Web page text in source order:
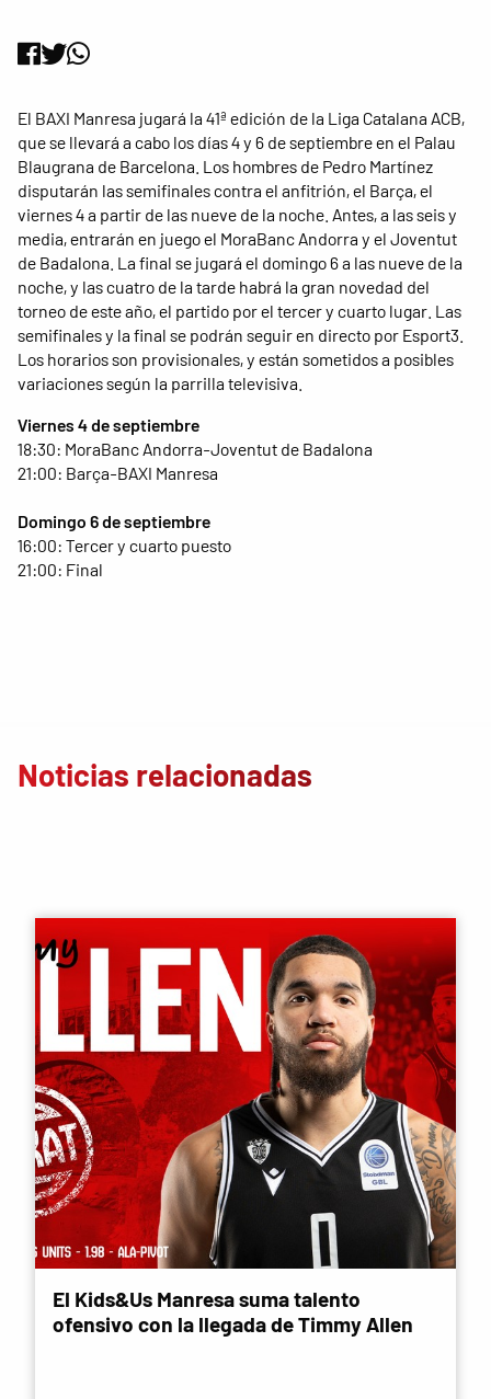
El BAXI Manresa jugará la 41ª edición de la Liga Catalana ACB,
que se llevará a cabo los días 4 y 6 de septiembre en el Palau
Blaugrana de Barcelona. Los hombres de Pedro Martínez
disputarán las semifinales contra el anfitrión, el Barça, el
viernes 4 a partir de las nueve de la noche. Antes, a las seis y
media, entrarán en juego el MoraBanc Andorra y el Joventut
de Badalona. La final se jugará el domingo 6 a las nueve de la
noche, y las cuatro de la tarde habrá la gran novedad del
torneo de este año, el partido por el tercer y cuarto lugar. Las
semifinales y la final se podrán seguir en directo por Esport3.
Los horarios son provisionales, y están sometidos a posibles
variaciones según la parrilla televisiva.
Viernes 4 de septiembre
18:30: MoraBanc Andorra-Joventut de Badalona
21:00: Barça-BAXI Manresa
Domingo 6 de septiembre
16:00: Tercer y cuarto puesto
21:00: Final
Noticias relacionadas
El Kids&Us Manresa suma talento
ofensivo con la llegada de Timmy Allen